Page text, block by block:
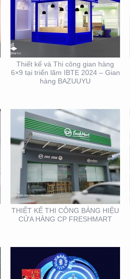
Thiết kế và Thi công gian hàng
6×9 tại triển lãm IBTE 2024 – Gian
hàng BAZUUYU
THIẾT KẾ THI CÔNG
BẢNG HIỆU CỬA HÀNG
CP FRESHMART
THIẾT KẾ THI CÔNG BẢNG HIỆU
CỬA HÀNG CP FRESHMART
THIẾT KẾ THI CÔNG
GIAN HÀNG BLU SÀI
GÒN